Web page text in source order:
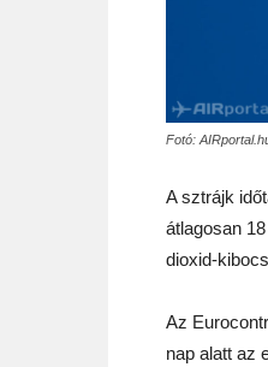
Fotó:
A sztrájk
átlagosan
dioxid-
Az
nap alatt az